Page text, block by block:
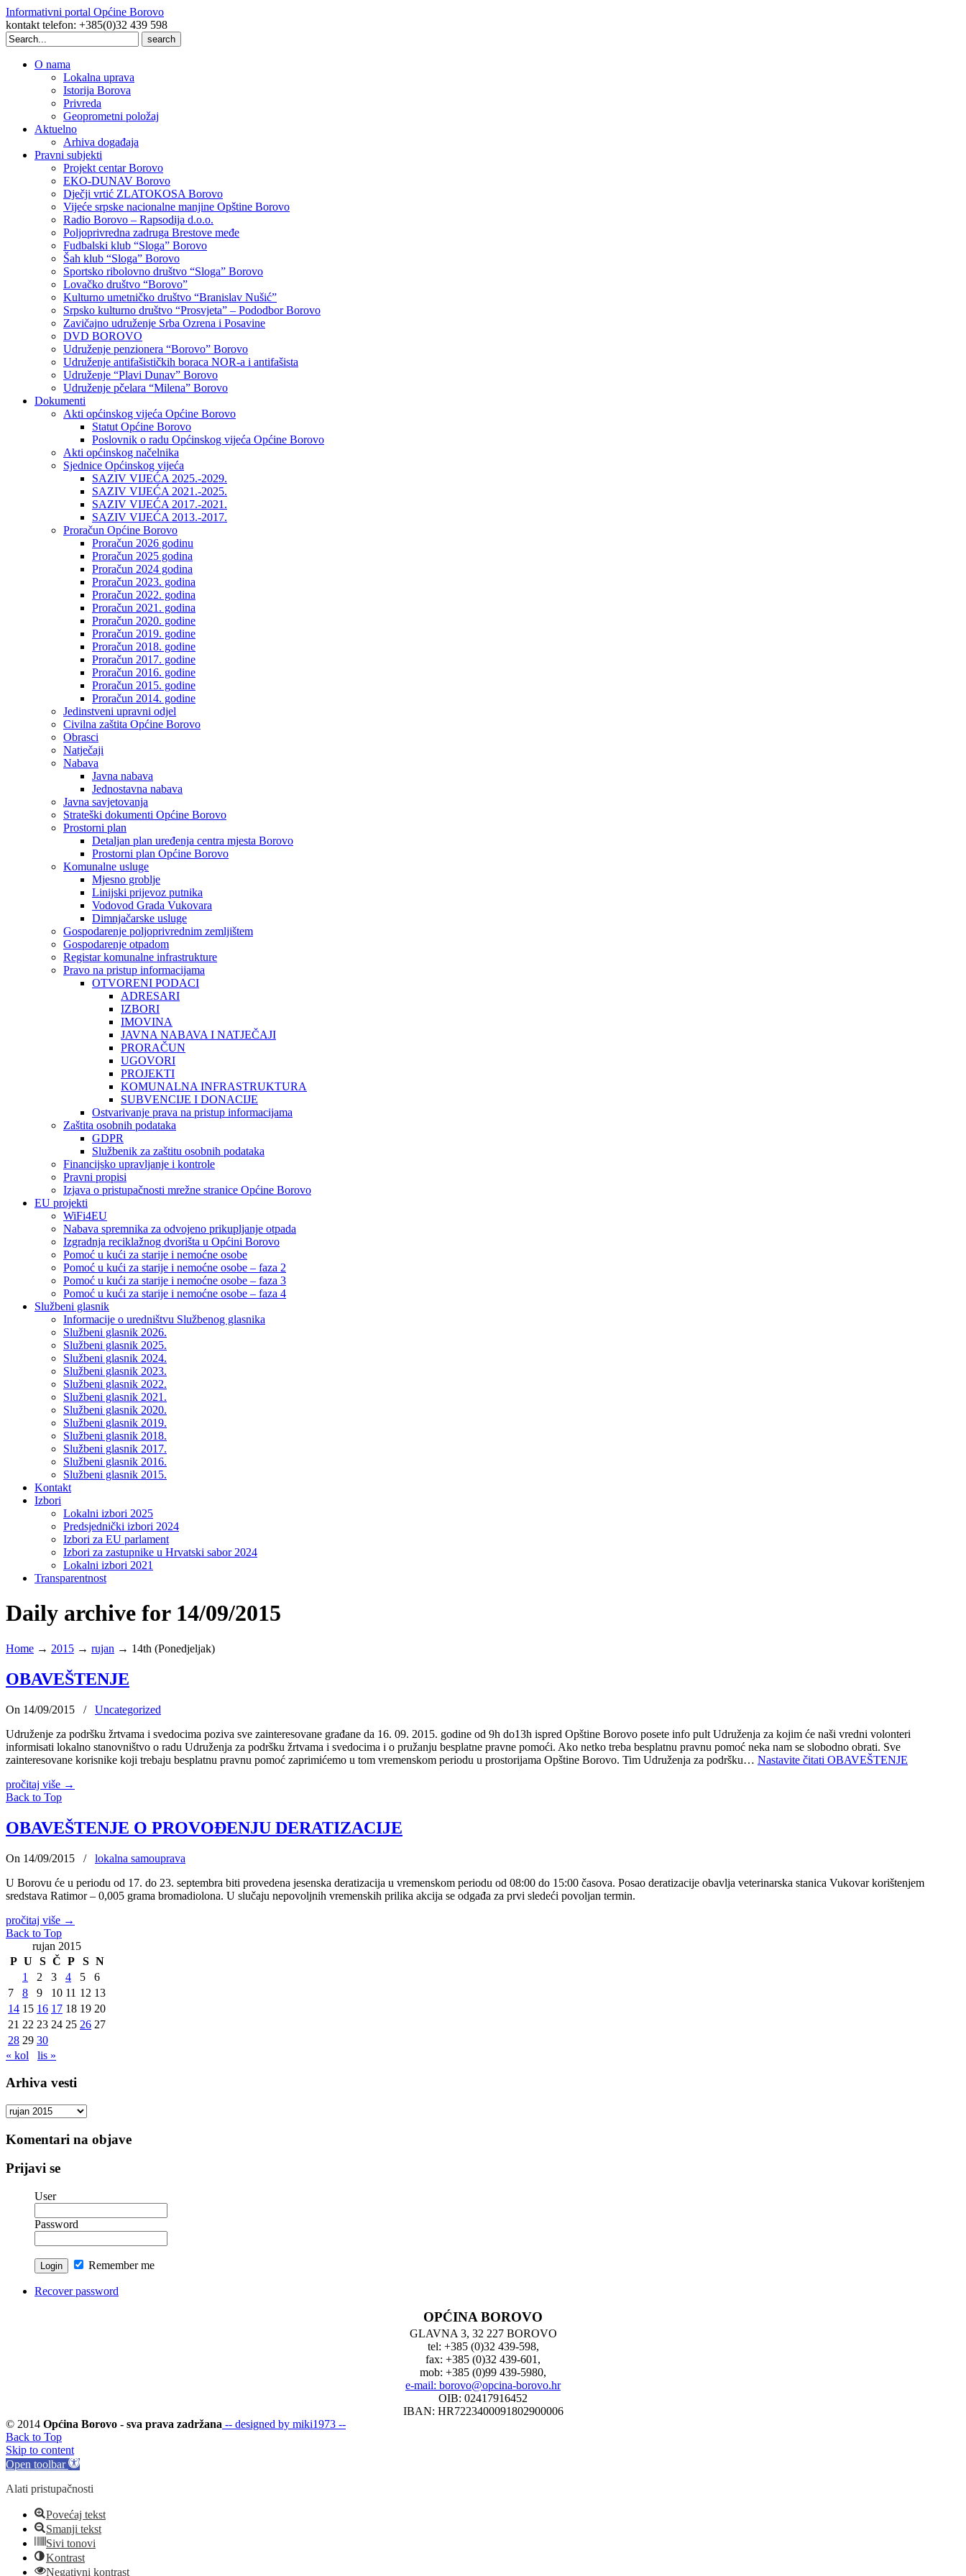
Informativni portal Općine Borovo
kontakt telefon: +385(0)32 439 598
Search
for:
O nama
Lokalna uprava
Istorija Borova
Privreda
Geoprometni položaj
Aktuelno
Arhiva događaja
Pravni subjekti
Projekt centar Borovo
EKO-DUNAV Borovo
Dječji vrtić ZLATOKOSA Borovo
Vijeće srpske nacionalne manjine Opštine Borovo
Radio Borovo – Rapsodija d.o.o.
Poljoprivredna zadruga Brestove međe
Fudbalski klub “Sloga” Borovo
Šah klub “Sloga” Borovo
Sportsko ribolovno društvo “Sloga” Borovo
Lovačko društvo “Borovo”
Kulturno umetničko društvo “Branislav Nušić”
Srpsko kulturno društvo “Prosvjeta” – Pododbor Borovo
Zavičajno udruženje Srba Ozrena i Posavine
DVD BOROVO
Udruženje penzionera “Borovo” Borovo
Udruženje antifašističkih boraca NOR-a i antifašista
Udruženje “Plavi Dunav” Borovo
Udruženje pčelara “Milena” Borovo
Dokumenti
Akti općinskog vijeća Općine Borovo
Statut Općine Borovo
Poslovnik o radu Općinskog vijeća Općine Borovo
Akti općinskog načelnika
Sjednice Općinskog vijeća
SAZIV VIJEĆA 2025.-2029.
SAZIV VIJEĆA 2021.-2025.
SAZIV VIJEĆA 2017.-2021.
SAZIV VIJEĆA 2013.-2017.
Proračun Općine Borovo
Proračun 2026 godinu
Proračun 2025 godina
Proračun 2024 godina
Proračun 2023. godina
Proračun 2022. godina
Proračun 2021. godina
Proračun 2020. godine
Proračun 2019. godine
Proračun 2018. godine
Proračun 2017. godine
Proračun 2016. godine
Proračun 2015. godine
Proračun 2014. godine
Jedinstveni upravni odjel
Civilna zaštita Općine Borovo
Obrasci
Natječaji
Nabava
Javna nabava
Jednostavna nabava
Javna savjetovanja
Strateški dokumenti Općine Borovo
Prostorni plan
Detaljan plan uređenja centra mjesta Borovo
Prostorni plan Općine Borovo
Komunalne usluge
Mjesno groblje
Linijski prijevoz putnika
Vodovod Grada Vukovara
Dimnjačarske usluge
Gospodarenje poljoprivrednim zemljištem
Gospodarenje otpadom
Registar komunalne infrastrukture
Pravo na pristup informacijama
OTVORENI PODACI
ADRESARI
IZBORI
IMOVINA
JAVNA NABAVA I NATJEČAJI
PRORAČUN
UGOVORI
PROJEKTI
KOMUNALNA INFRASTRUKTURA
SUBVENCIJE I DONACIJE
Ostvarivanje prava na pristup informacijama
Zaštita osobnih podataka
GDPR
Službenik za zaštitu osobnih podataka
Financijsko upravljanje i kontrole
Pravni propisi
Izjava o pristupačnosti mrežne stranice Općine Borovo
EU projekti
WiFi4EU
Nabava spremnika za odvojeno prikupljanje otpada
Izgradnja reciklažnog dvorišta u Općini Borovo
Pomoć u kući za starije i nemoćne osobe
Pomoć u kući za starije i nemoćne osobe – faza 2
Pomoć u kući za starije i nemoćne osobe – faza 3
Pomoć u kući za starije i nemoćne osobe – faza 4
Službeni glasnik
Informacije o uredništvu Službenog glasnika
Službeni glasnik 2026.
Službeni glasnik 2025.
Službeni glasnik 2024.
Službeni glasnik 2023.
Službeni glasnik 2022.
Službeni glasnik 2021.
Službeni glasnik 2020.
Službeni glasnik 2019.
Službeni glasnik 2018.
Službeni glasnik 2017.
Službeni glasnik 2016.
Službeni glasnik 2015.
Kontakt
Izbori
Lokalni izbori 2025
Predsjednički izbori 2024
Izbori za EU parlament
Izbori za zastupnike u Hrvatski sabor 2024
Lokalni izbori 2021
Transparentnost
Daily archive for 14/09/2015
Home → 2015 → rujan → 14th (Ponedjeljak)
OBAVEŠTENJE
On 14/09/2015 /
Uncategorized
Udruženje za podršku žrtvama i svedocima poziva sve zainteresovane građane da 16. 09. 2015. godine od 9h do13h ispred Opštine Borovo posete info pult Udruženja za kojim će naši vredni volonteri
informisati lokalno stanovništvo o radu Udruženja za podršku žrtvama i svedocima i o pružanju besplatne pravne pomoći. Ako netko treba besplatnu pravnu pomoć neka nam se slobodno obrati. Sve
zainteresovane korisnike koji trebaju besplatnu pravnu pomoć zaprimićemo u tom vremenskom periodu u prostorijama Opštine Borovo. Tim Udruženja za podršku… Nastavite čitati OBAVEŠTENJE
pročitaj više →
Back to Top
OBAVEŠTENJE O PROVOĐENJU DERATIZACIJE
On 14/09/2015 /
lokalna samouprava
U Borovu će u periodu od 17. do 23. septembra biti provedena jesenska deratizacija u vremenskom periodu od 08:00 do 15:00 časova. Posao deratizacije obavlja veterinarska stanica Vukovar korištenjem
sredstava Ratimor – 0,005 grama bromadiolona. U slučaju nepovoljnih vremenskih prilika akcija se odgađa za prvi sledeći povoljan termin.
pročitaj više →
Back to Top
rujan 2015
P U S Č P S N
1
2 3 4 5
6
7
8 9 10 11 12 13
14 15 16 17 18 19 20
21 22 23 24 25 26 27
28 29 30
« kol
lis »
Arhiva vesti
Arhiva
Komentari na objave
Prijavi se
User
Password
Remember me
Recover password
OPĆINA BOROVO
GLAVNA 3, 32 227 BOROVO
tel: +385 (0)32 439-598,
fax: +385 (0)32 439-601,
mob: +385 (0)99 439-5980,
e-mail: borovo@opcina-borovo.hr
OIB: 02417916452
IBAN: HR7223400091802900006
© 2014 Općina Borovo - sva prava zadržana -- designed by miki1973 --
Back to Top
Skip to content
Open toolbar
Alati pristupačnosti
Povećaj tekst
Smanji tekst
Sivi tonovi
Kontrast
Negativni kontrast